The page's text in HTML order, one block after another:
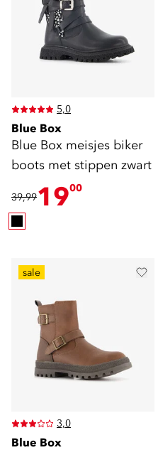
5,0
Blue Box
Blue Box meisjes biker
boots met stippen zwart
39,991900
sale
3,0
Blue Box